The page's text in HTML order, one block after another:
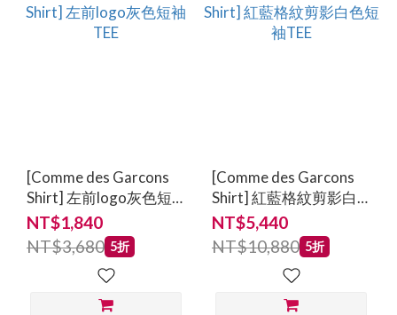
[Comme des Garcons
Shirt] 左前logo灰色短
袖TEE
NT$1,840
NT$3,680 5折
[Comme des Garcons
Shirt] 紅藍格紋剪影白
色短袖TEE
NT$5,440
NT$10,880 5折